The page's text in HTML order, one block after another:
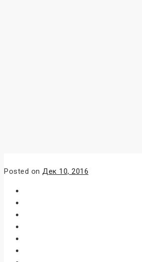
Posted on Дек 10, 2016